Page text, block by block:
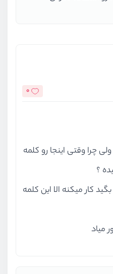
0
چرا وقتی اینجا رو کلمه
کار میکنه الا این کلمه
میاد